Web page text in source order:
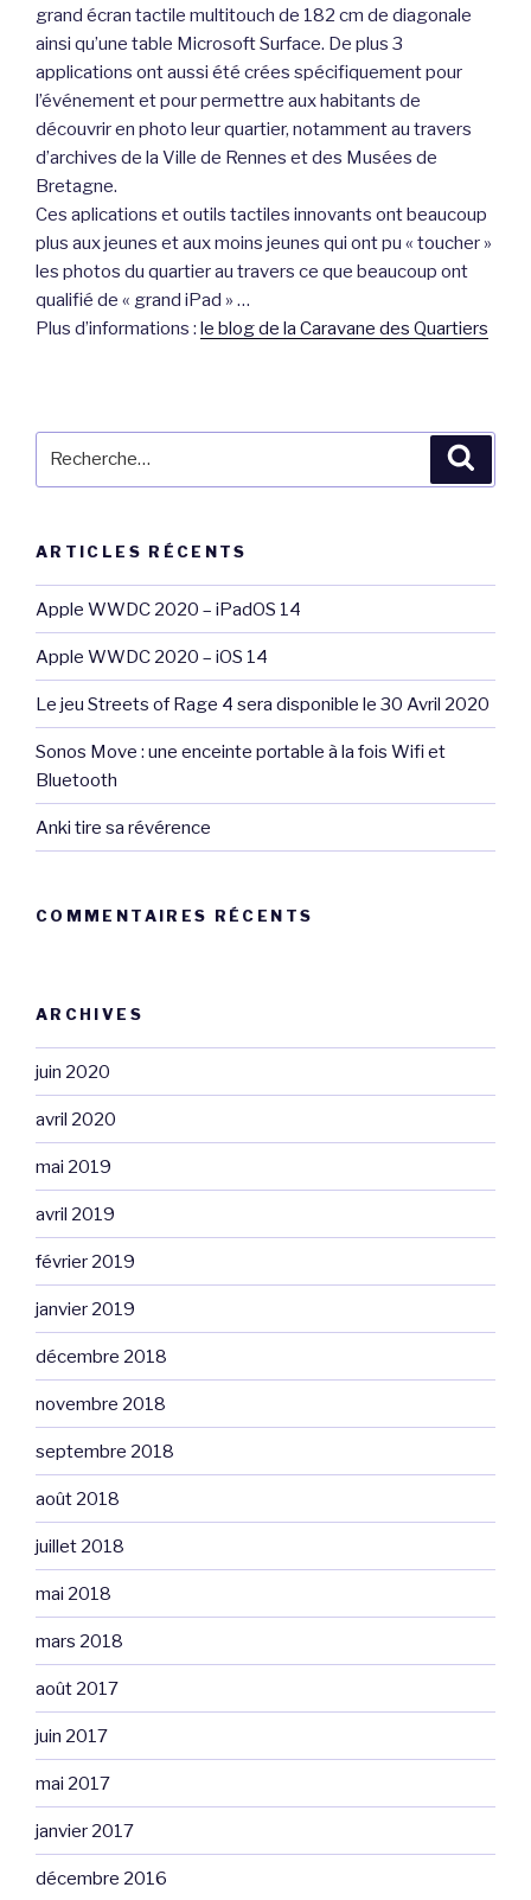
grand écran tactile multitouch de 182 cm de diagonale
ainsi qu’une table Microsoft Surface. De plus 3
applications ont aussi été crées spécifiquement pour
l’événement et pour permettre aux habitants de
découvrir en photo leur quartier, notamment au travers
d’archives de la Ville de Rennes et des Musées de
Bretagne.
Ces aplications et outils tactiles innovants ont beaucoup
plus aux jeunes et aux moins jeunes qui ont pu « toucher »
les photos du quartier au travers ce que beaucoup ont
qualifié de « grand iPad » …
Plus d’informations : le blog de la Caravane des Quartiers
ARTICLES RÉCENTS
Apple WWDC 2020 – iPadOS 14
Apple WWDC 2020 – iOS 14
Le jeu Streets of Rage 4 sera disponible le 30 Avril 2020
Sonos Move : une enceinte portable à la fois Wifi et
Bluetooth
Anki tire sa révérence
COMMENTAIRES RÉCENTS
ARCHIVES
juin 2020
avril 2020
mai 2019
avril 2019
février 2019
janvier 2019
décembre 2018
novembre 2018
septembre 2018
août 2018
juillet 2018
mai 2018
mars 2018
août 2017
juin 2017
mai 2017
janvier 2017
décembre 2016